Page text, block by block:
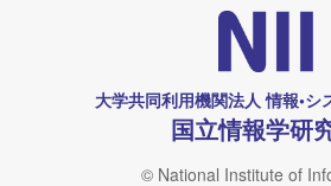
大学共同利用機関法人 情報•シ
国立情報学研
© National Institute of